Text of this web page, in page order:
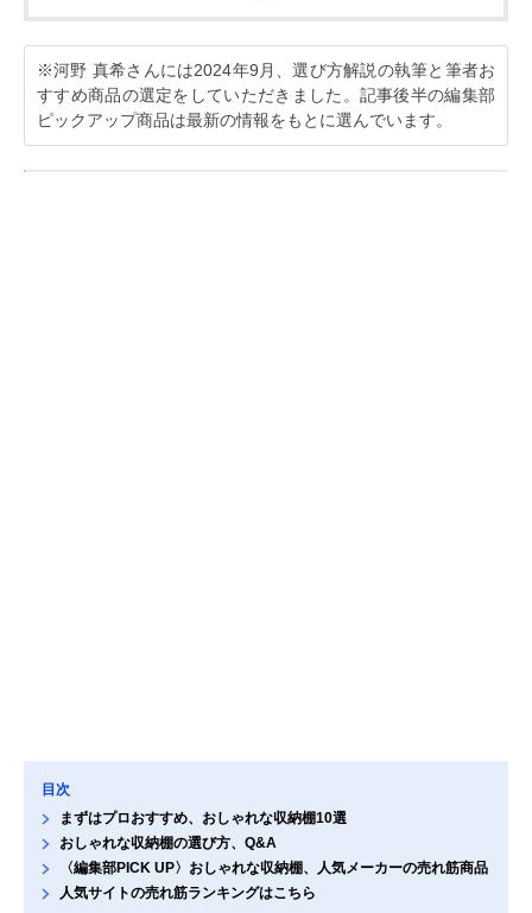
※河野 真希さんには2024年9月、選び方解説の執筆と筆者お
すすめ商品の選定をしていただきました。記事後半の編集部
ピックアップ商品は最新の情報をもとに選んでいます。
目次
まずはプロおすすめ、おしゃれな収納棚10選
おしゃれな収納棚の選び方、Q&A
〈編集部PICK UP〉おしゃれな収納棚、人気メーカーの売れ筋商品
人気サイトの売れ筋ランキングはこちら